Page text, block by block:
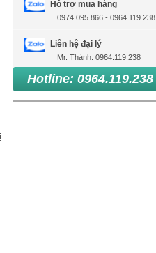
Hỗ trợ mua hàng
0974.095.866 - 0964.119.238
Liên hệ đại lý
Mr. Thành: 0964.119.238
Hotline: 0964.119.238